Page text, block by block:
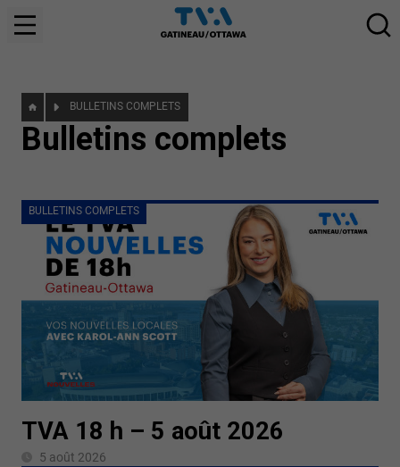
BULLETINS COMPLETS
Bulletins complets
BULLETINS COMPLETS
TVA 18 h – 5 août 2026
5 août 2026